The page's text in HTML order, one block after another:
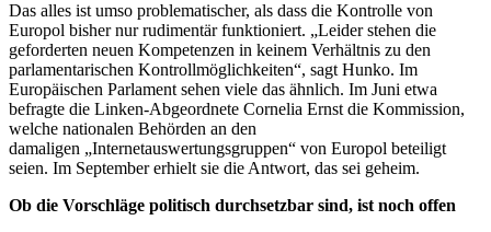
Das alles ist umso problematischer, als dass die Kontrolle von
Europol bisher nur rudimentär funktioniert. „Leider stehen die
geforderten neuen Kompetenzen in keinem Verhältnis zu den
parlamentarischen Kontrollmöglichkeiten“, sagt Hunko. Im
Europäischen Parlament sehen viele das ähnlich. Im Juni etwa
befragte die Linken-Abgeordnete Cornelia Ernst die Kommission,
welche nationalen Behörden an den
damaligen „Internetauswertungsgruppen“ von Europol beteiligt
seien. Im September erhielt sie die Antwort, das sei geheim.
Ob die Vorschläge politisch durchsetzbar sind, ist noch offen